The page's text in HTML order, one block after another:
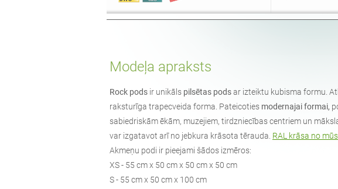
Modeļa apraksts
Rock pods ir unikāls pilsētas podsar izteiktu kubisma formu.
raksturīga trapecveida forma. Pateicoties modernajai formai,
sabiedriskām ēkām, muzejiem, tirdzniecības centriem un
var izgatavot arī no jebkura krāsota tērauda. RAL krāsa no
Akmeņu podi ir pieejami šādos izmēros:
XS - 55 cm x 50 cm x 50 cm x 50 cm
S - 55 cm x 50 cm x 100 cm